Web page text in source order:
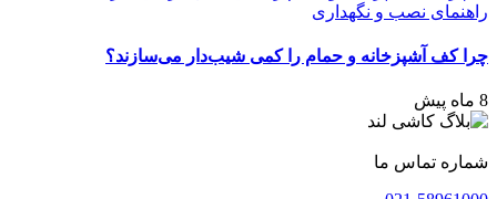
راهنمای نصب و نگهداری
چرا کف آشپزخانه و حمام را کمی شیب‌دار می‌سازند؟
8 ماه پیش
شماره تماس ما